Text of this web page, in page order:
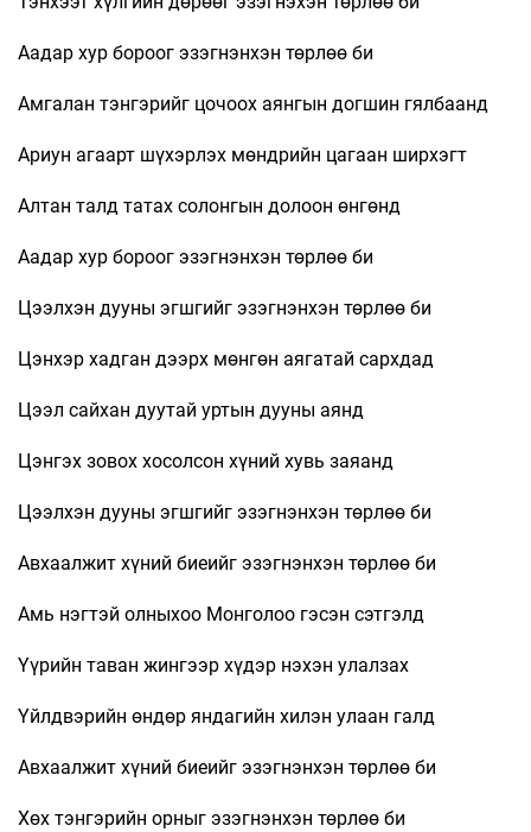
Аадар хур бороог эзэгнэнхэн төрлөө би
Амгалан тэнгэрийг цочоох аянгын догшин гялбаанд
Ариун агаарт шүхэрлэх мөндрийн цагаан ширхэгт
Алтан талд татах солонгын долоон өнгөнд
Аадар хур бороог эзэгнэнхэн төрлөө би
Цээлхэн дууны эгшгийг эзэгнэнхэн төрлөө би
Цэнхэр хадган дээрх мөнгөн аягатай сархдад
Цээл сайхан дуутай уртын дууны аянд
Цэнгэх зовох хосолсон хүний хувь заяанд
Цээлхэн дууны эгшгийг эзэгнэнхэн төрлөө би
Авхаалжит хүний биеийг эзэгнэнхэн төрлөө би
Амь нэгтэй олныхоо Монголоо гэсэн сэтгэлд
Үүрийн таван жингээр хүдэр нэхэн улалзах
Үйлдвэрийн өндөр яндагийн хилэн улаан галд
Авхаалжит хүний биеийг эзэгнэнхэн төрлөө би
Хөх тэнгэрийн орныг эзэгнэнхэн төрлөө би